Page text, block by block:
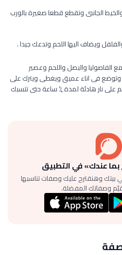
الجانبى وتقطع قطعا صغيرة بالورب
ويضاف اليها اللحم وتدعك جيدا .
والبصل واللحم وعصير
فى اناء عميق ويغطى ويترك على
على نار هادئة لمدة ¼ ساعة حتى تتسبك
عندك» في التطبيق
بيتك وهنقترح عليك وصفات تناسبها
وصفاتك المفضلة.